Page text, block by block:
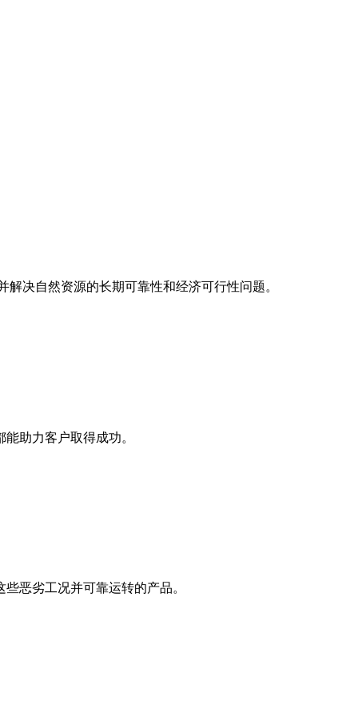
决自然资源的长期可靠性和经济可行性问题。
助力客户取得成功。
恶劣工况并可靠运转的产品。